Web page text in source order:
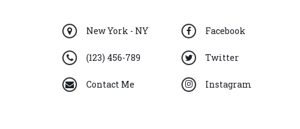
New York - NY
(123) 456-789
Contact Me
Facebook
Twitter
Instagram